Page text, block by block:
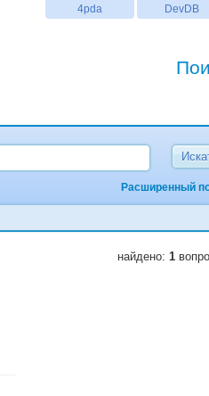
DevDB
4pda
Расширенный
найдено: 1